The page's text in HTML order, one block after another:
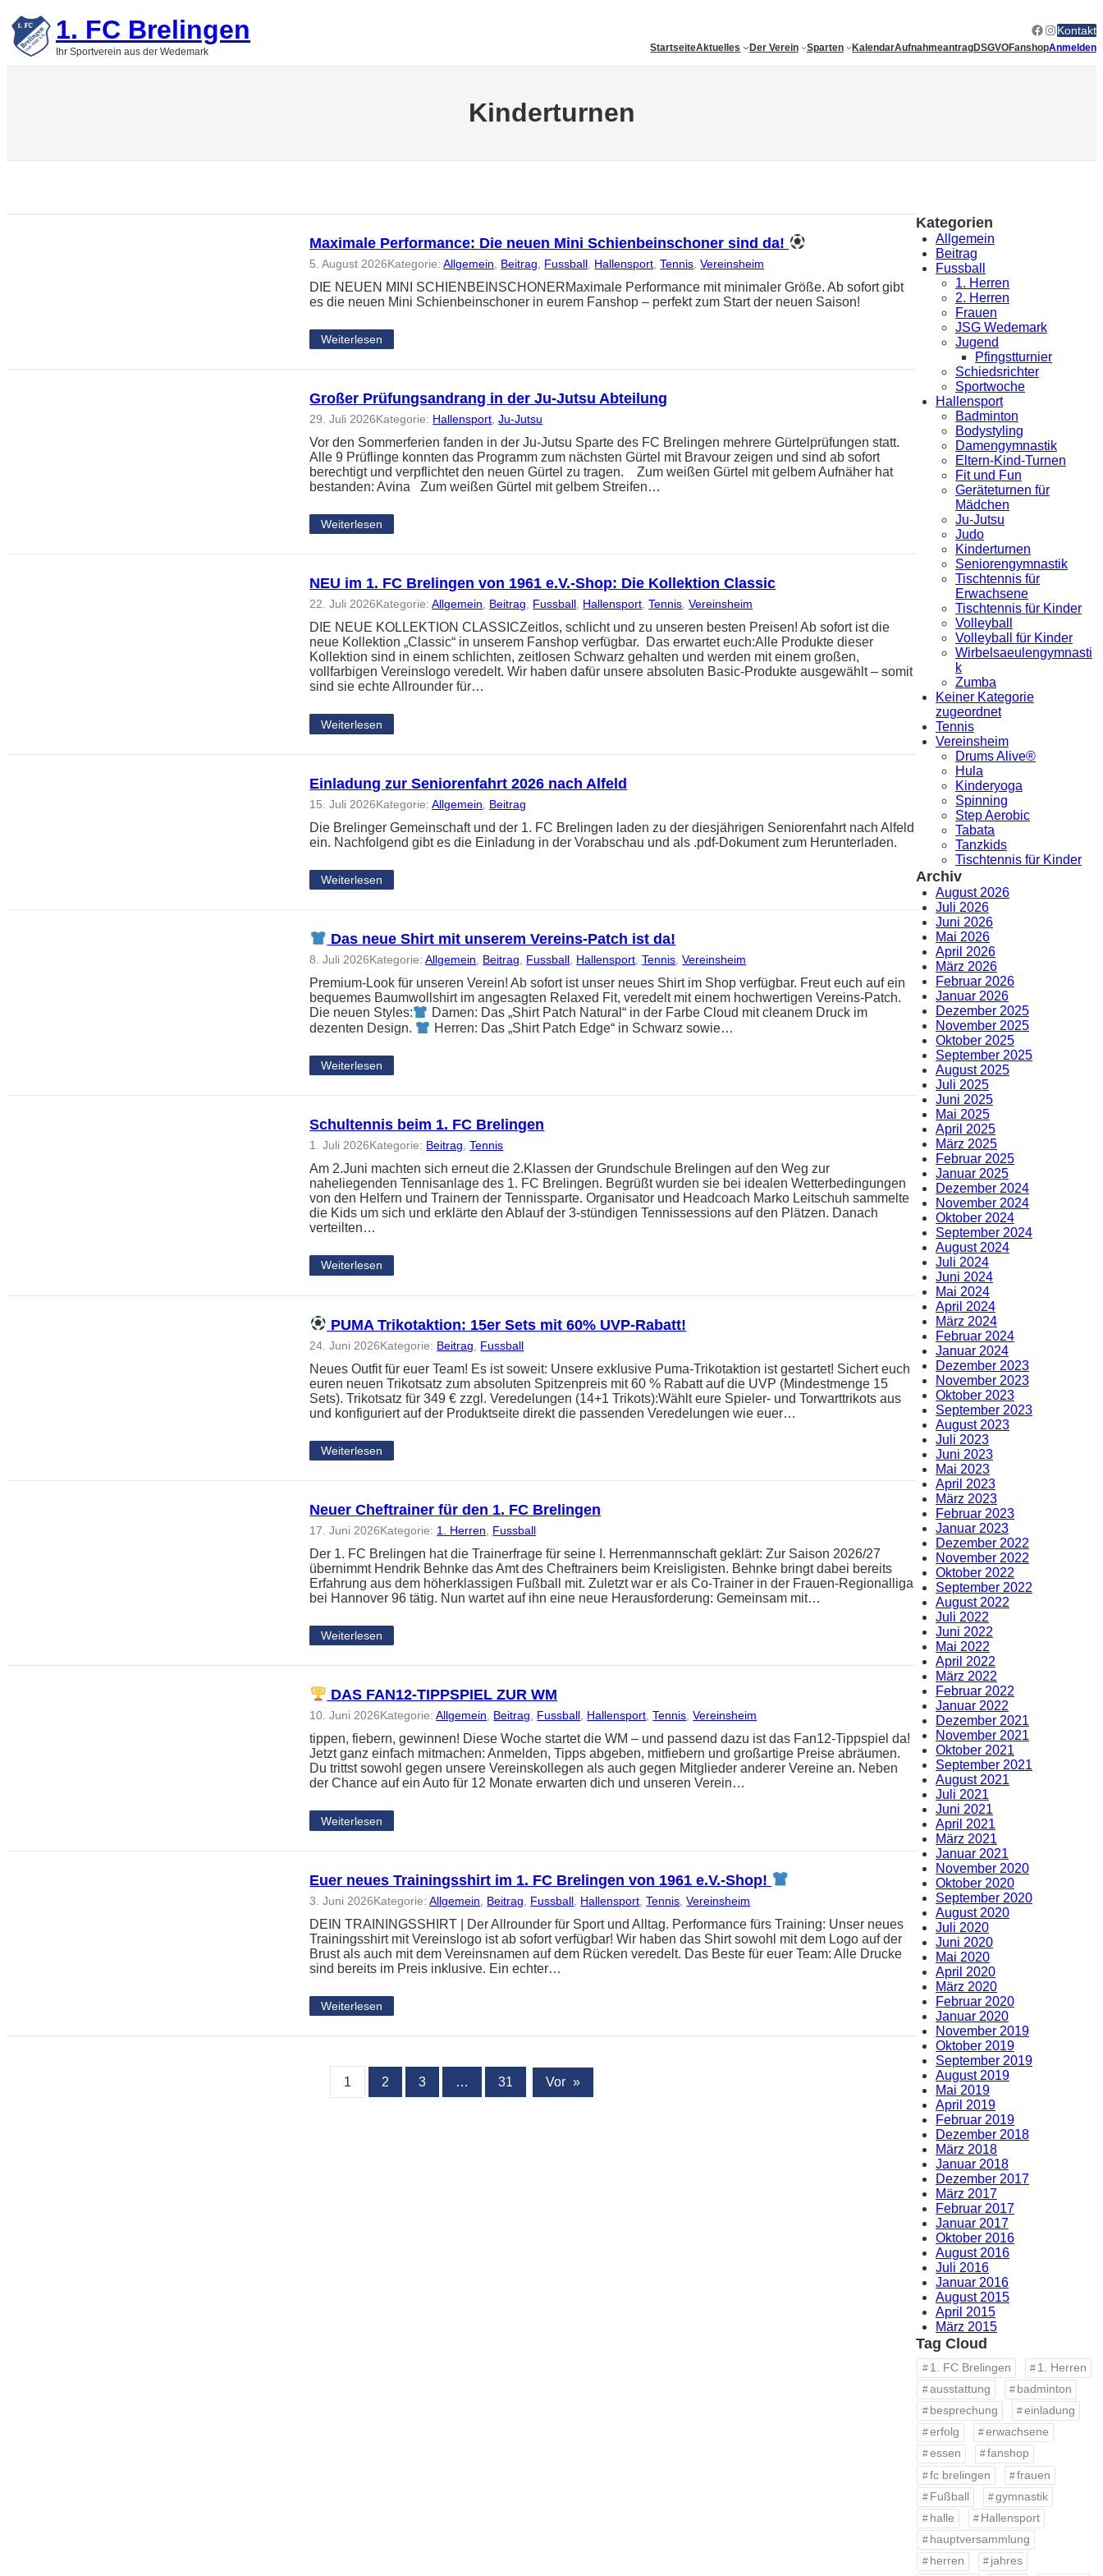
Zum
Inhalt
springen1. FC Brelingen
Ihr Sportverein aus der Wedemark
Facebook
Instagram
Kontakt
StartseiteAktuelles Der Verein Sparten KalendarAufnahmeantragDSGVOFanshopAnmelden
Kinderturnen
Maximale Performance: Die neuen Mini Schienbeinschoner sind da!
5. August 2026Kategorie:Allgemein Beitrag Fussball Hallensport , Tennis , Vereinsheim
DIE NEUEN MINI SCHIENBEINSCHONERMaximale Performance mit minimaler Größe. Ab sofort gibt
es die neuen Mini Schienbeinschoner in eurem Fanshop – perfekt zum Start der neuen Saison!
Weiterlesen
Großer Prüfungsandrang in der Ju-Jutsu Abteilung
29. Juli 2026Kategorie: Hallensport , Ju-Jutsu
Vor den Sommerferien fanden in der Ju-Jutsu Sparte des FC Brelingen mehrere Gürtelprüfungen statt.
Alle 9 Prüflinge konnten das Programm zum nächsten Gürtel mit Bravour zeigen und sind ab sofort
berechtigt und verpflichtet den neuen Gürtel zu tragen. Zum weißen Gürtel mit gelbem Aufnäher hat
bestanden: Avina Zum weißen Gürtel mit gelbem Streifen…
Weiterlesen
NEU im 1. FC Brelingen von 1961 e.V.-Shop: Die Kollektion Classic
22. Juli 2026Kategorie:Allgemein, Beitrag, Fussball, Hallensport, Tennis, Vereinsheim
DIE NEUE KOLLEKTION CLASSICZeitlos, schlicht und zu unseren besten Preisen! Ab sofort ist die
neue Kollektion „Classic“ in unserem Fanshop verfügbar. Das erwartet euch:Alle Produkte dieser
Kollektion sind in einem schlichten, zeitlosen Schwarz gehalten und werden mit einem großen,
vollfarbigen Vereinslogo veredelt. Wir haben dafür unsere absoluten Basic-Produkte ausgewählt – somit
sind sie echte Allrounder für…
Weiterlesen
Einladung zur Seniorenfahrt 2026 nach Alfeld
15. Juli 2026Kategorie:Allgemein Beitrag
Die Brelinger Gemeinschaft und der 1. FC Brelingen laden zu der diesjährigen Seniorenfahrt nach Alfeld
ein. Nachfolgend gibt es die Einladung in der Vorabschau und als .pdf-Dokument zum Herunterladen.
Weiterlesen
Das neue Shirt mit unserem Vereins-Patch ist da!
8. Juli 2026Kategorie:Allgemein Beitrag Fussball Hallensport , Tennis , Vereinsheim
Premium-Look für unseren Verein! Ab sofort ist unser neues Shirt im Shop verfügbar. Freut euch auf ein
bequemes Baumwollshirt im angesagten Relaxed Fit, veredelt mit einem hochwertigen Vereins-Patch.
Die neuen Styles:
Damen: Das „Shirt Patch Natural“ in der Farbe Cloud mit cleanem Druck im
dezenten Design.
Herren: Das „Shirt Patch Edge“ in Schwarz sowie…
Weiterlesen
Schultennis beim 1. FC Brelingen
1. Juli 2026Kategorie: Beitrag, Tennis
Am 2.Juni machten sich erneut die 2.Klassen der Grundschule Brelingen auf den Weg zur
naheliegenden Tennisanlage des 1. FC Brelingen. Begrüßt wurden sie bei idealen Wetterbedingungen
von den Helfern und Trainern der Tennissparte. Organisator und Headcoach Marko Leitschuh sammelte
die Kids um sich und erklärte den Ablauf der 3-stündigen Tennissessions auf den Plätzen. Danach
verteilten…
Weiterlesen
PUMA Trikotaktion: 15er Sets mit 60% UVP-Rabatt!
24. Juni 2026Kategorie: Beitrag Fussball
Neues Outfit für euer Team! Es ist soweit: Unsere exklusive Puma-Trikotaktion ist gestartet! Sichert euch
euren neuen Trikotsatz zum absoluten Spitzenpreis mit 60 % Rabatt auf die UVP (Mindestmenge 15
Sets). Trikotsatz für 349 € zzgl. Veredelungen (14+1 Trikots):Wählt eure Spieler- und Torwarttrikots aus
und konfiguriert auf der Produktseite direkt die passenden Veredelungen wie euer…
Weiterlesen
Neuer Cheftrainer für den 1. FC Brelingen
17. Juni 2026Kategorie: 1. Herren Fussball
Der 1. FC Brelingen hat die Trainerfrage für seine I. Herrenmannschaft geklärt: Zur Saison 2026/27
übernimmt Hendrik Behnke das Amt des Cheftrainers beim Kreisligisten. Behnke bringt dabei bereits
Erfahrung aus dem höherklassigen Fußball mit. Zuletzt war er als Co-Trainer in der Frauen-Regionalliga
bei Hannover 96 tätig. Nun wartet auf ihn eine neue Herausforderung: Gemeinsam mit…
Weiterlesen
DAS FAN12-TIPPSPIEL ZUR WM
10. Juni 2026Kategorie:Allgemein, Beitrag, Fussball, Hallensport, Tennis, Vereinsheim
tippen, fiebern, gewinnen! Diese Woche startet die WM – und passend dazu ist das Fan12-Tippspiel da!
Jetzt ganz einfach mitmachen: Anmelden, Tipps abgeben, mitfiebern und großartige Preise abräumen.
Du trittst sowohl gegen unsere Vereinskollegen als auch gegen Mitglieder anderer Vereine an. Neben
der Chance auf ein Auto für 12 Monate erwarten dich und unseren Verein…
Weiterlesen
Euer neues Trainingsshirt im 1. FC Brelingen von 1961 e.V.-Shop!
3. Juni 2026Kategorie:Allgemein Beitrag Fussball Hallensport , Tennis , Vereinsheim
DEIN TRAININGSSHIRT | Der Allrounder für Sport und Alltag. Performance fürs Training: Unser neues
Trainingsshirt mit Vereinslogo ist ab sofort verfügbar! Wir haben das Shirt sowohl mit dem Logo auf der
Brust als auch mit dem Vereinsnamen auf dem Rücken veredelt. Das Beste für euer Team: Alle Drucke
sind bereits im Preis inklusive. Ein echter…
Weiterlesen
1 2 3 … 31 Vor »
Kategorien
Allgemein
Beitrag
Fussball
1. Herren
2. Herren
Frauen
JSG Wedemark
Jugend
Pfingstturnier
Schiedsrichter
Sportwoche
Hallensport
Badminton
Bodystyling
Damengymnastik
Eltern-Kind-Turnen
Fit und Fun
Geräteturnen für
Mädchen
Ju-Jutsu
Judo
Kinderturnen
Seniorengymnastik
Tischtennis für
Erwachsene
Tischtennis für Kinder
Volleyball
Volleyball für Kinder
Wirbelsaeulengymnasti
k
Zumba
Keiner Kategorie
zugeordnet
Tennis
Vereinsheim
Drums Alive®
Hula
Kinderyoga
Spinning
Step Aerobic
Tabata
Tanzkids
Tischtennis für Kinder
Archiv
August 2026
Juli 2026
Juni 2026
Mai 2026
April 2026
März 2026
Februar 2026
Januar 2026
Dezember 2025
November 2025
Oktober 2025
September 2025
August 2025
Juli 2025
Juni 2025
Mai 2025
April 2025
März 2025
Februar 2025
Januar 2025
Dezember 2024
November 2024
Oktober 2024
September 2024
August 2024
Juli 2024
Juni 2024
Mai 2024
April 2024
März 2024
Februar 2024
Januar 2024
Dezember 2023
November 2023
Oktober 2023
September 2023
August 2023
Juli 2023
Juni 2023
Mai 2023
April 2023
März 2023
Februar 2023
Januar 2023
Dezember 2022
November 2022
Oktober 2022
September 2022
August 2022
Juli 2022
Juni 2022
Mai 2022
April 2022
März 2022
Februar 2022
Januar 2022
Dezember 2021
November 2021
Oktober 2021
September 2021
August 2021
Juli 2021
Juni 2021
April 2021
März 2021
Januar 2021
November 2020
Oktober 2020
September 2020
August 2020
Juli 2020
Juni 2020
Mai 2020
April 2020
März 2020
Februar 2020
Januar 2020
November 2019
Oktober 2019
September 2019
August 2019
Mai 2019
April 2019
Februar 2019
Dezember 2018
März 2018
Januar 2018
Dezember 2017
März 2017
Februar 2017
Januar 2017
Oktober 2016
August 2016
Juli 2016
Januar 2016
August 2015
April 2015
März 2015
Tag Cloud
1. FC Brelingen
1. Herren
ausstattung
badminton
besprechung
einladung
erfolg
erwachsene
essen
fanshop
fc brelingen
frauen
Fußball
gymnastik
halle
Hallensport
hauptversammlung
herren
jahres